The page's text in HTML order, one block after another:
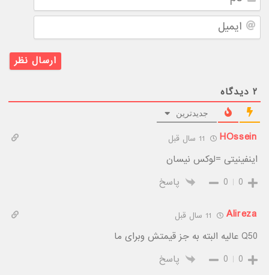
ایمیل
۲ دیدگاه
جدیدترین
HOssein
اینفینیتی =لوکس نیسان
0
0 پاسخ
Alireza
Q50 عالیه البته به جز قیمتش وبرای ما
0
0 پاسخ